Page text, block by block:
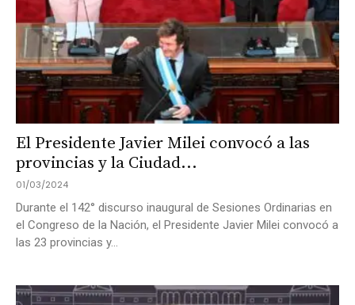
El Presidente Javier Milei convocó a las
provincias y la Ciudad...
01/03/2024
Durante el 142° discurso inaugural de Sesiones Ordinarias en
el Congreso de la Nación, el Presidente Javier Milei convocó a
las 23 provincias y...